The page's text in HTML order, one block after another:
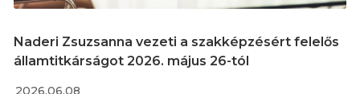
Naderi Zsuzsanna vezeti a szakképzésért felelős
államtitkárságot 2026. május 26-tól
2026.06.08